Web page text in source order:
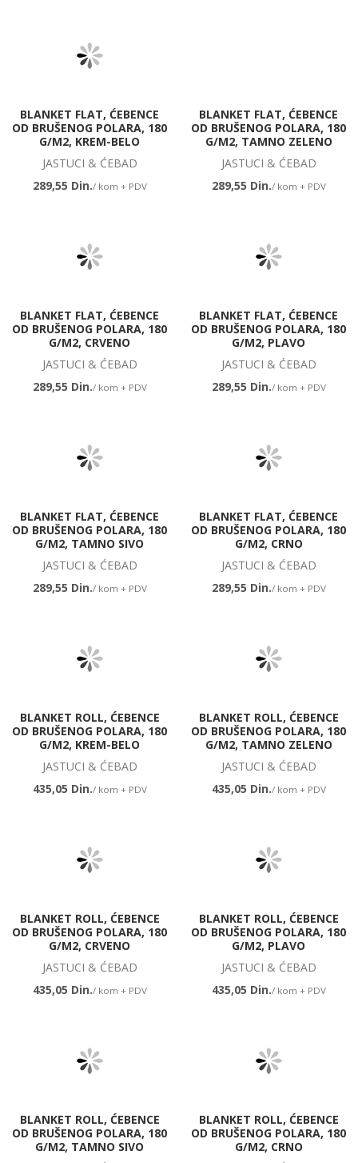
BLANKET FLAT, ĆEBENCE
OD BRUŠENOG POLARA, 180
G/M2, KREM-BELO
JASTUCI & ĆEBAD
289,55 Din./ kom + PDV
BLANKET FLAT, ĆEBENCE
OD BRUŠENOG POLARA, 180
G/M2, TAMNO ZELENO
JASTUCI & ĆEBAD
289,55 Din./ kom + PDV
BLANKET FLAT, ĆEBENCE
OD BRUŠENOG POLARA, 180
G/M2, CRVENO
JASTUCI & ĆEBAD
289,55 Din./ kom + PDV
BLANKET FLAT, ĆEBENCE
OD BRUŠENOG POLARA, 180
G/M2, PLAVO
JASTUCI & ĆEBAD
289,55 Din./ kom + PDV
BLANKET FLAT, ĆEBENCE
OD BRUŠENOG POLARA, 180
G/M2, TAMNO SIVO
JASTUCI & ĆEBAD
289,55 Din./ kom + PDV
BLANKET FLAT, ĆEBENCE
OD BRUŠENOG POLARA, 180
G/M2, CRNO
JASTUCI & ĆEBAD
289,55 Din./ kom + PDV
BLANKET ROLL, ĆEBENCE
OD BRUŠENOG POLARA, 180
G/M2, KREM-BELO
JASTUCI & ĆEBAD
435,05 Din./ kom + PDV
BLANKET ROLL, ĆEBENCE
OD BRUŠENOG POLARA, 180
G/M2, TAMNO ZELENO
JASTUCI & ĆEBAD
435,05 Din./ kom + PDV
BLANKET ROLL, ĆEBENCE
OD BRUŠENOG POLARA, 180
G/M2, CRVENO
JASTUCI & ĆEBAD
435,05 Din./ kom + PDV
BLANKET ROLL, ĆEBENCE
OD BRUŠENOG POLARA, 180
G/M2, PLAVO
JASTUCI & ĆEBAD
435,05 Din./ kom + PDV
BLANKET ROLL, ĆEBENCE
OD BRUŠENOG POLARA, 180
G/M2, TAMNO SIVO
BLANKET ROLL, ĆEBENCE
OD BRUŠENOG POLARA, 180
G/M2, CRNO